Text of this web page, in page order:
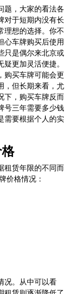
题，大家的看法各
对于短期内没有长
理想的选择。你不
心车牌购买后使用
只是偶尔来北京或
更加灵活便捷。
购买车牌可能会更
，但长期来看，尤
下，购买车牌反而
号三年需要多少钱
需要根据个人的实
租赁年限的不同而
价格情况：
况。从中可以看